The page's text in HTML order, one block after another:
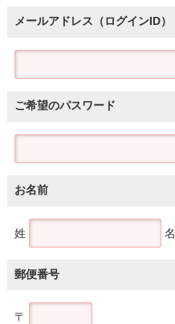
メールアドレス（ログインID）
ご希望のパスワード
お名前
姓 名
郵便番号
〒